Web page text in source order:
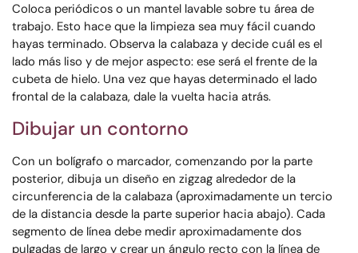
Coloca periódicos o un mantel lavable sobre tu área de
trabajo. Esto hace que la limpieza sea muy fácil cuando
hayas terminado. Observa la calabaza y decide cuál es el
lado más liso y de mejor aspecto: ese será el frente de la
cubeta de hielo. Una vez que hayas determinado el lado
frontal de la calabaza, dale la vuelta hacia atrás.
Dibujar un contorno
Con un bolígrafo o marcador, comenzando por la parte
posterior, dibuja un diseño en zigzag alrededor de la
circunferencia de la calabaza (aproximadamente un tercio
de la distancia desde la parte superior hacia abajo). Cada
segmento de línea debe medir aproximadamente dos
pulgadas de largo y crear un ángulo recto con la línea de